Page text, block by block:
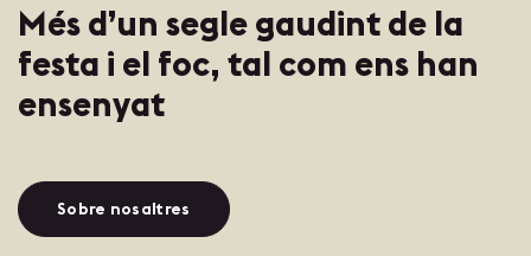
Més d’un segle gaudint de la
festa i el foc, tal com ens han
ensenyat
Sobre nosaltres